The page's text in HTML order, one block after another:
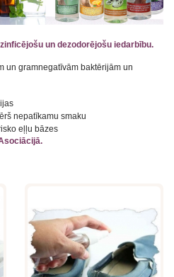
un dezodorējošu iedarbību.
un gramnegatīvām baktērijām un
nepatīkamu smaku
eļļu bāzes